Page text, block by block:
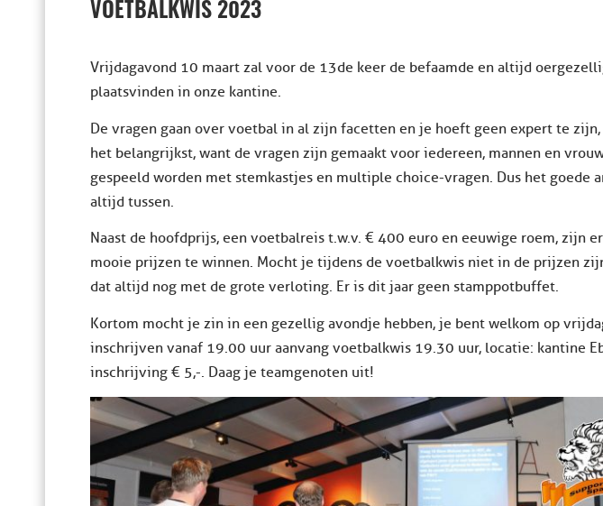
VOETBALKWIS 2023
Vrijdagavond 10 maart zal voor de 13de keer de befaamde en altijd
plaatsvinden in onze kantine.
De vragen gaan over voetbal in al zijn facetten en je hoeft geen expert te
het belangrijkst, want de vragen zijn gemaakt voor iedereen, mannen en
gespeeld worden met stemkastjes en multiple choice-vragen. Dus het goede
altijd tussen.
Naast de hoofdprijs, een voetbalreis t.w.v. € 400 euro en eeuwige roem, zijn
mooie prijzen te winnen. Mocht je tijdens de voetbalkwis niet in de prijzen
dat altijd nog met de grote verloting. Er is dit jaar geen stamppotbuffet.
Kortom mocht je zin in een gezellig avondje hebben, je bent welkom op
inschrijven vanaf 19.00 uur aanvang voetbalkwis 19.30 uur, locatie: kantine
inschrijving € 5,-. Daag je teamgenoten uit!